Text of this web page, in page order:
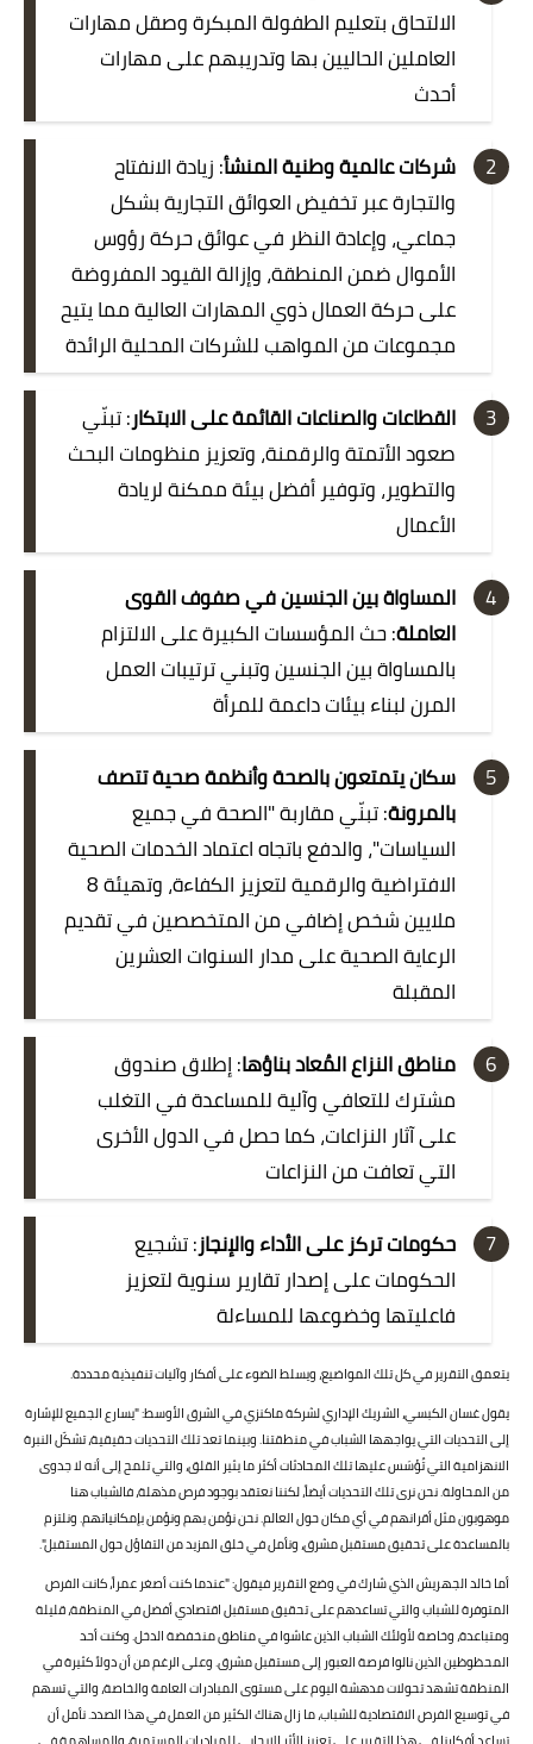
الالتحاق بتعليم الطفولة المبكرة وصقل مهارات
العاملين الحاليين بها وتدريبهم على مهارات
أحدث
شركات عالمية وطنية المنشأ: زيادة الانفتاح
والتجارة عبر تخفيض العوائق التجارية بشكل
جماعي، وإعادة النظر في عوائق حركة رؤوس
الأموال ضمن المنطقة، وإزالة القيود المفروضة
على حركة العمال ذوي المهارات العالية مما يتيح
مجموعات من المواهب للشركات المحلية الرائدة
القطاعات والصناعات القائمة على الابتكار: تبنّي
صعود الأتمتة والرقمنة، وتعزيز منظومات البحث
والتطوير، وتوفير أفضل بيئة ممكنة لريادة
الأعمال
المساواة بين الجنسين في صفوف القوى
العاملة: حث المؤسسات الكبيرة على الالتزام
بالمساواة بين الجنسين وتبني ترتيبات العمل
المرن لبناء بيئات داعمة للمرأة
سكان يتمتعون بالصحة وأنظمة صحية تتصف
بالمرونة: تبنّي مقاربة "الصحة في جميع
السياسات"، والدفع باتجاه اعتماد الخدمات الصحية
الافتراضية والرقمية لتعزيز الكفاءة، وتهيئة 8
ملايين شخص إضافي من المتخصصين في تقديم
الرعاية الصحية على مدار السنوات العشرين
المقبلة
مناطق النزاع المُعاد بناؤها: إطلاق صندوق
مشترك للتعافي وآلية للمساعدة في التغلب
على آثار النزاعات، كما حصل في الدول الأخرى
التي تعافت من النزاعات
حكومات تركز على الأداء والإنجاز: تشجيع
الحكومات على إصدار تقارير سنوية لتعزيز
فاعليتها وخضوعها للمساءلة
يتعمق التقرير في كل تلك المواضيع، ويسلط الضوء على أفكار وآليات تنفيذية محددة.
يقول غسان الكبسي، الشريك الإداري لشركة ماكنزي في الشرق الأوسط: "يسارع الجميع للإشارة
إلى التحديات التي يواجهها الشباب في منطقتنا. وبينما تعد تلك التحديات حقيقية، تشكّل النبرة
الانهزامية التي تُؤسَس عليها تلك المحادثات أكثر ما يثير القلق، والتي تلمح إلى أنه لا جدوى
من المحاولة. نحن نرى تلك التحديات أيضاً، لكننا نعتقد بوجود فرص مذهلة، فالشباب هنا
موهوبون مثل أقرانهم في أي مكان حول العالم. نحن نؤمن بهم ونؤمن بإمكانياتهم. ونلتزم
بالمساعدة على تحقيق مستقبل مشرق، ونأمل في خلق المزيد من التفاؤل حول المستقبل".
أما خالد الجهريش الذي شارك في وضع التقرير فيقول: "عندما كنت أصغر عمراً، كانت الفرص
المتوفرة للشباب والتي تساعدهم على تحقيق مستقبل اقتصادي أفضل في المنطقة، قليلة
ومتباعدة، وخاصة لأولئك الشباب الذين عاشوا في مناطق منخفضة الدخل. وكنت أحد
المحظوظين الذين نالوا فرصة العبور إلى مستقبل مشرق. وعلى الرغم من أن دولاً كثيرة في
المنطقة تشهد تحولات مدهشة اليوم على مستوى المبادرات العامة والخاصة، والتي تسهم
في توسيع الفرص الاقتصادية للشباب، ما زال هناك الكثير من العمل في هذا الصدد. نأمل أن